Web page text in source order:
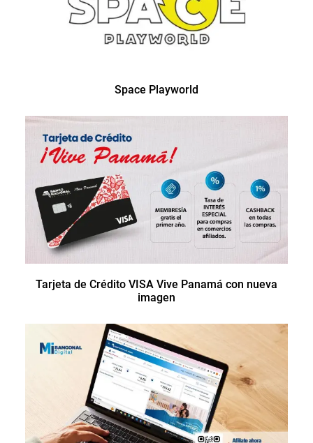
Space Playworld
Tarjeta de Crédito VISA Vive Panamá con nueva
imagen